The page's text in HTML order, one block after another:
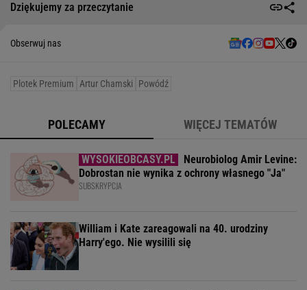
Dziękujemy za przeczytanie
Obserwuj nas
Plotek Premium Artur Chamski Powódź
POLECAMY WIĘCEJ TEMATÓW
Neurobiolog Amir Levine:
Dobrostan nie wynika z ochrony własnego "Ja"
SUBSKRYPCJA
William i Kate zareagowali na 40. urodziny
Harry'ego. Nie wysilili się